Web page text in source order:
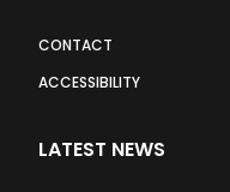
CONTACT
ACCESSIBILITY
LATEST NEWS